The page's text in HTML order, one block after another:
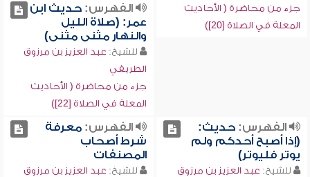
جزء من محاضرة ( الأحاديث
المعلة في الصلاة [20])
الفهرس:حديث ابن
عمر: (صلاة الليل
والنهار مثنى مثنى)
للشيخ: عبد العزيز بن مرزوق
الطريفي
جزء من محاضرة ( الأحاديث
المعلة في الصلاة [22])
الفهرس:حديث:
(إذا أصبح أحدكم ولم
يوتر فليوتر)
للشيخ: عبد العزيز بن مرزوق
الفهرس:معرفة
شرط أصحاب
المصنفات
للشيخ: عبد العزيز بن مرزوق